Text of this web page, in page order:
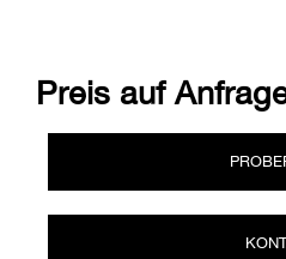
Preis auf